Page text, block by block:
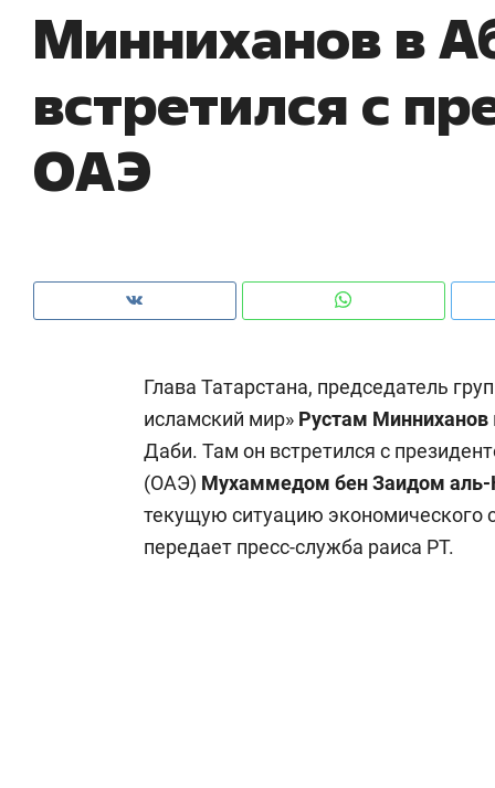
Минниханов в
встретился с
ОАЭ
Глава Татарстана, председатель
исламский мир» Рустам Минниханов
Даби. Там он встретился с
(ОАЭ) Мухаммедом бен Заидом
текущую ситуацию экономического
передает пресс-служба раиса РТ.
девелопера – найти
правильный продукт»
Девелопер из топ-10* застройщиков
Башкортостана входит в Татарстан
Как ГК «МИР ГРУПП» и ВТБ